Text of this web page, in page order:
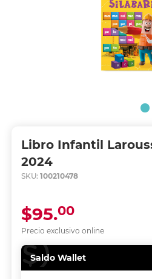
Libro Infantil
2024
SKU: 100210478
Precio exclusivo online
$95.00
Saldo Wallet